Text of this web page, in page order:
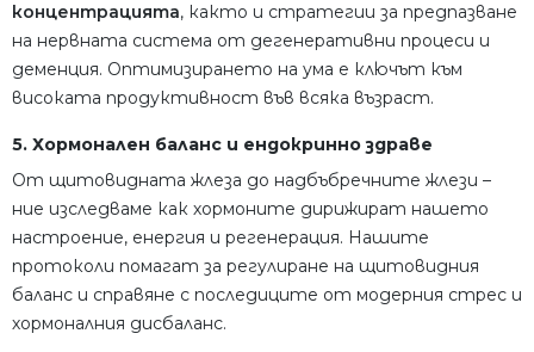
концентрацията, както и стратегии за предпазване
на нервната система от дегенеративни процеси и
деменция. Оптимизирането на ума е ключът към
високата продуктивност във всяка възраст.
5. Хормонален баланс и ендокринно здраве
От щитовидната жлеза до надбъбречните жлези –
ние изследваме как хормоните дирижират нашето
настроение, енергия и регенерация. Нашите
протоколи помагат за регулиране на щитовидния
баланс и справяне с последиците от модерния стрес и
хормоналния дисбаланс.